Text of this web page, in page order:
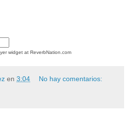
widget at ReverbNation.com
en 3:04 No hay comentarios: